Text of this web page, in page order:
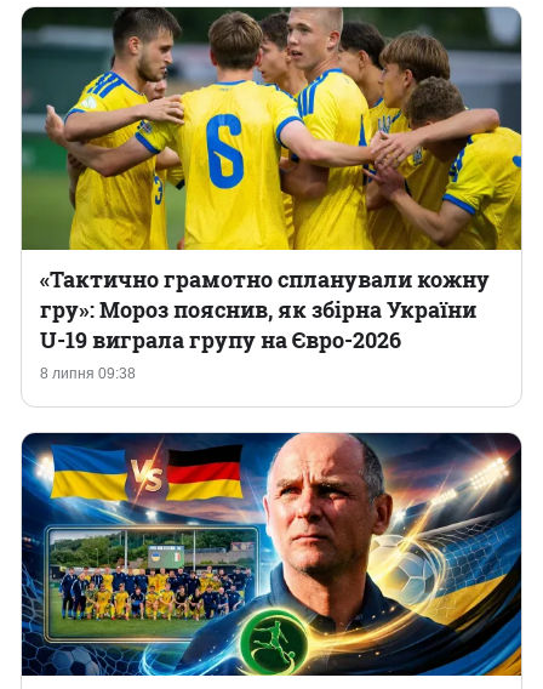
8 липня 09:38
«Тактично грамотно спланували кожну
гру»: Мороз пояснив, як збірна України
U-19 виграла групу на Євро-2026